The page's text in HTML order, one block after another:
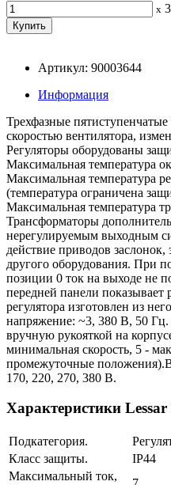
x
Артикул: 90003644
Информация
Трехфазные
скоростью вентилятора,
Регуляторы оборудованы
Максимальная температура
Максимальная температура
(температура ограничена
Максимальная температура
Трансформаторы
нерегулируемым выходным
действие приводов заслонок,
другого оборудования. При
позиции 0 ток на выходе не
передней панели показывает
регулятора изготовлен из
напряжение: ~3, 380 В, 50
вручную рукояткой на
минимальная скорость, 5 -
промежуточные
170, 220, 270, 380 В.
Характеристики
Подкатегория.
Класс защиты.
IP44
Максимальный ток,